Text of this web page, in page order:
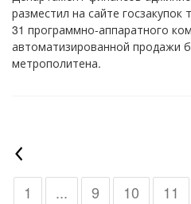
разместил на сайте госзакупок
31 программно-аппаратного
автоматизированной продажи
метрополитена.
1 ... 9 10 11